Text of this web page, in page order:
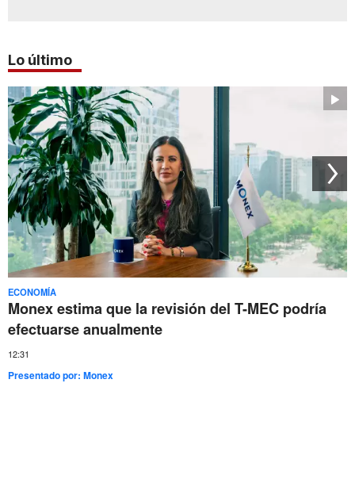
Lo último
ECONOMÍA
Monex estima que la revisión del T-MEC podría
efectuarse anualmente
12:31
Presentado por:Monex